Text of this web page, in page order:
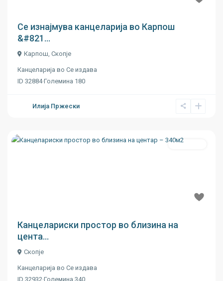
Се изнајмува канцеларија во Карпош
&#821...
Карпош, Скопје
Канцеларија во Се издава
ID 32884·Големина 180
Илија Пржески
Се издава
Канцелариски простор во близина на
цента...
Скопје
Канцеларија во Се издава
ID 32932·Големина 340